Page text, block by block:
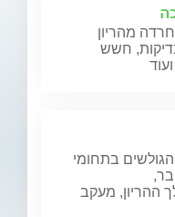
מהריון
חשש
בתחומי
ההריון, מעקב